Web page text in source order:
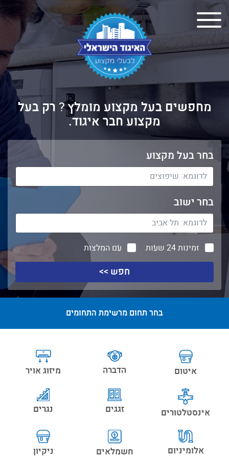
מחפשים בעל מקצוע מומלץ? רק בעל
מקצוע חבר איגוד.
בחר בעל מקצוע
בחר ישוב
חפש >>
זמינות 24 שעות עם המלצות
בחר תחום מרשימת התחומים
איטום הדברה מיזוג אויר
אינסטלטורים זגגים נגרים
אלומיניום חשמלאים ניקיון